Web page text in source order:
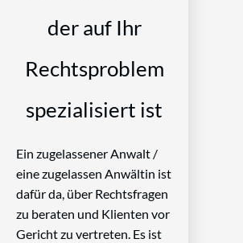
der auf Ihr
Rechtsproblem
spezialisiert ist
Ein zugelassener Anwalt /
eine zugelassen Anwältin ist
dafür da, über Rechtsfragen
zu beraten und Klienten vor
Gericht zu vertreten. Es ist